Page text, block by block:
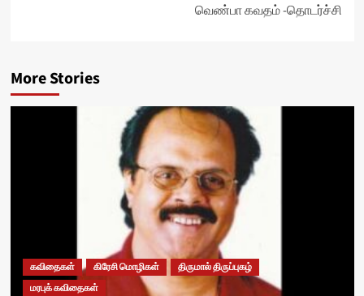
வெண்பா கவதம் -தொடர்ச்சி
More Stories
கவிதைகள் கிரேசி மொழிகள்
திருமால் திருப்புகழ்
மரபுக் கவிதைகள்